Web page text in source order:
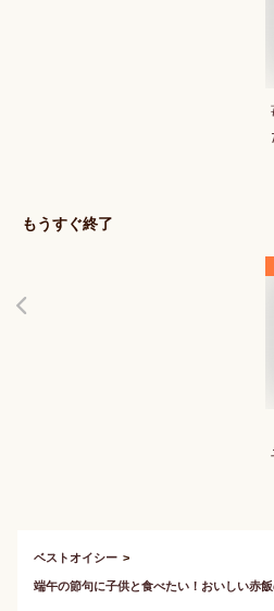
もうすぐ終了
ベストオイシー
端午の節句に子供と食べたい！おいしい赤